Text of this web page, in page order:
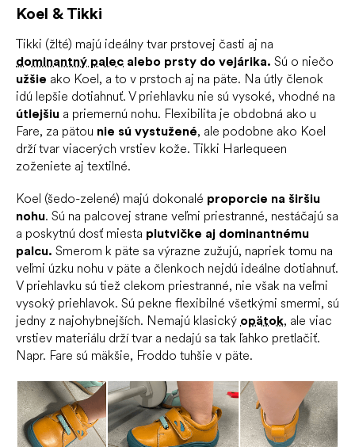
Koel & Tikki
Tikki (žlté) majú ideálny tvar prstovej časti aj na
dominantný palec alebo prsty do vejárika. Sú o niečo
užšie ako Koel, a to v prstoch aj na päte. Na útly členok
idú lepšie dotiahnuť. V priehlavku nie sú vysoké, vhodné na
útlejšiu a priemernú nohu. Flexibilita je obdobná ako u
Fare, za pätou nie sú vystužené, ale podobne ako Koel
drží tvar viacerých vrstiev kože. Tikki Harlequeen
zoženiete aj textilné.
Koel (šedo-zelené) majú dokonalé proporcie na širšiu
nohu. Sú na palcovej strane veľmi priestranné, nestáčajú sa
a poskytnú dosť miesta plutvičke aj dominantnému
palcu. Smerom k päte sa výrazne zužujú, napriek tomu na
veľmi úzku nohu v päte a členkoch nejdú ideálne dotiahnuť.
V priehlavku sú tiež clekom priestranné, nie však na veľmi
vysoký priehlavok. Sú pekne flexibilné všetkými smermi, sú
jedny z najohybnejších. Nemajú klasický opätok, ale viac
vrstiev materiálu drží tvar a nedajú sa tak ľahko pretlačiť.
Napr. Fare sú mäkšie, Froddo tuhšie v päte.